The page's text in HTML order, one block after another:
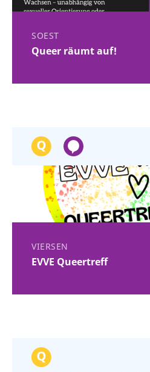
SOEST
Queer räumt auf!
VIERSEN
EVVE Queertreff